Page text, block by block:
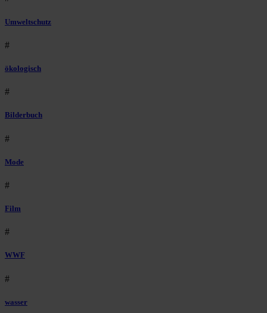
Umweltschutz
#
ökologisch
#
Bilderbuch
#
Mode
#
Film
#
WWF
#
wasser